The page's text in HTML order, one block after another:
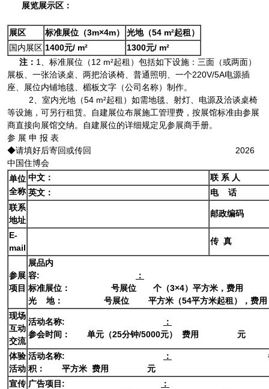
展览展示区：
展区 标准展位（3m×4m） 光地（54 m²起租 ）
国内展区 1400元/ m² 1300元/ m²
注： 1、标准展位（12 m²起租）包括如下设施：三面（或两面）
展板、一张洽谈桌、两把洽谈椅、普通照明、一个220V/5A电源插
座、展位内铺地毯、楣板文字（公司名称）制作。
2、室内光地（54 m²起租）如需地毯、射灯、电源及洽谈桌椅
等设施，可另行租赁。自建展位布展施工管理费，按展馆标准由参展
商直接向展馆交纳。自建展位的详细规定见参展商手册。
参 展 申 报 表
◆请填好后寄回或传回 2026
中国住博会
单位
全称
中文：
联 系 人
英文：
电 话
联系
地址
邮政编码
E-
mail
传 真
参展
项目
展品内
容:
：
标准展位：
号展位
个（3×4）平方米，费用
光 地：
号展位
平方米（54平方米起租），费用
现场
互动
交流
活动名称:
：
参会时间：
单元（25分钟/5000元） 费用 元
体验
活动
活动名称: ：
积：
平方米 费用
元
宣传 广告项目:
：